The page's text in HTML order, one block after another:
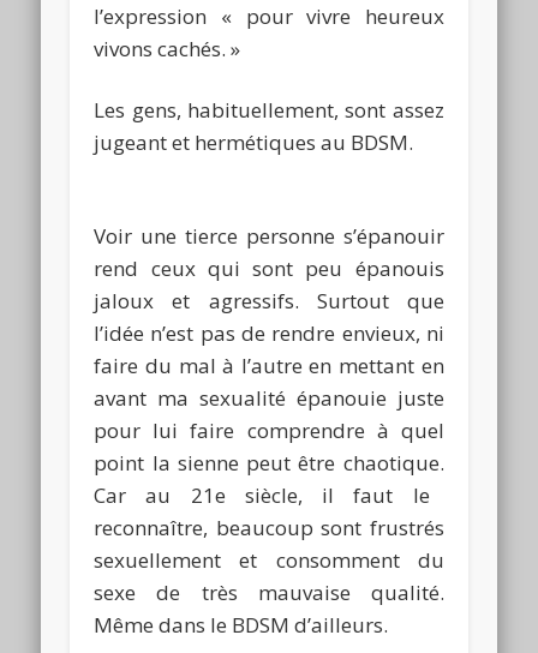
l’expression « pour vivre heureux
vivons cachés. »
Les gens, habituellement, sont assez
jugeant et hermétiques au BDSM.
Voir une tierce personne s’épanouir
rend ceux qui sont peu épanouis
jaloux et agressifs. Surtout que
l’idée n’est pas de rendre envieux, ni
faire du mal à l’autre en mettant en
avant ma sexualité épanouie juste
pour lui faire comprendre à quel
point la sienne peut être chaotique.
Car au 21e siècle, il faut le
reconnaître, beaucoup sont frustrés
sexuellement et consomment du
sexe de très mauvaise qualité.
Même dans le BDSM d’ailleurs.